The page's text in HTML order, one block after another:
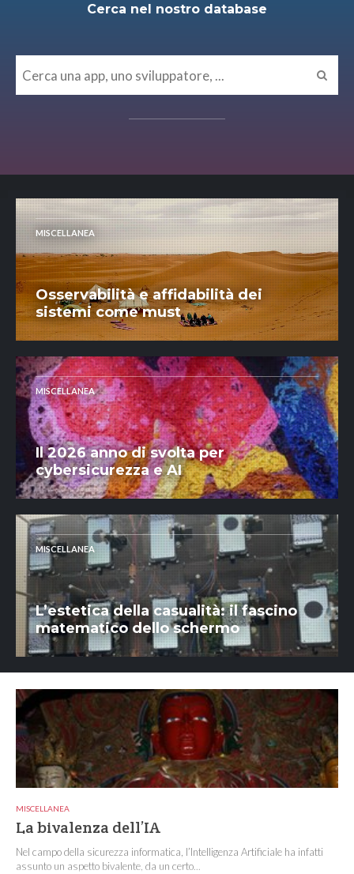
Cerca nel nostro database
MISCELLANEA
Osservabilità e affidabilità dei
sistemi come must
MISCELLANEA
Il 2026 anno di svolta per
cybersicurezza e AI
MISCELLANEA
L’estetica della casualità: il fascino
matematico dello schermo
MISCELLANEA
La bivalenza dell’IA
Nel campo della sicurezza informatica, l’Intelligenza Artificiale ha infatti
assunto un aspetto bivalente, da un certo...